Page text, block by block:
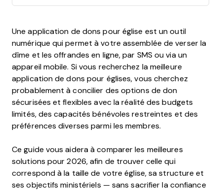
Une application de dons pour église est un outil
numérique qui permet à votre assemblée de verser la
dîme et les offrandes en ligne, par SMS ou via un
appareil mobile. Si vous recherchez la meilleure
application de dons pour églises, vous cherchez
probablement à concilier des options de don
sécurisées et flexibles avec la réalité des budgets
limités, des capacités bénévoles restreintes et des
préférences diverses parmi les membres.
Ce guide vous aidera à comparer les meilleures
solutions pour 2026, afin de trouver celle qui
correspond à la taille de votre église, sa structure et
ses objectifs ministériels — sans sacrifier la confiance